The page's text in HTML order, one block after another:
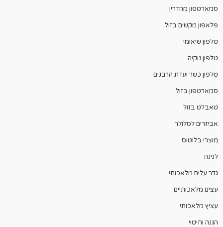
סמארטפון מהדרין
פלאפון מקשים בזול
טלפון שיאומי
טלפון נוקיה
טלפון כשר ועדת הרבנים
סמארטפון בזול
טאבלט בזול
אביזרים לסלולר
מוצרי בלוטוס
לגינה
גדר עלים מלאכותי
עצים מלאכותיים
עציץ מלאכותי
הגנה וחיטוי